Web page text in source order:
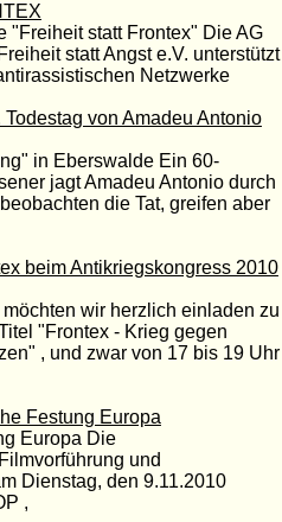
"Freiheit statt Frontex" Die AG
statt Angst e.V. unterstützt
Netzwerke
von Amadeu Antonio
in Eberswalde Ein 60-
jagt Amadeu Antonio durch
die Tat, greifen aber
beim Antikriegskongress 2010
wir herzlich einladen zu
"Frontex - Krieg gegen
, und zwar von 17 bis 19 Uhr
Festung Europa
Europa Die
und
Dienstag, den 9.11.2010
,